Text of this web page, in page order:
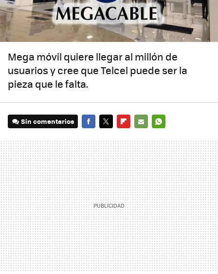
Mega móvil quiere llegar al millón de
usuarios y cree que Telcel puede ser la
pieza que le falta.
Sin comentarios
MAIL